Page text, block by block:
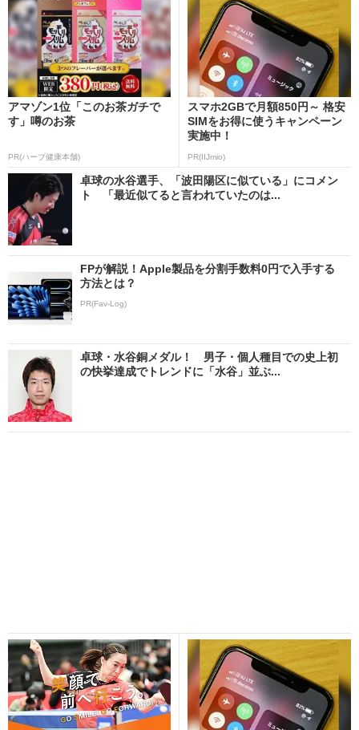
アマゾン1位「このお茶ガチで
す」噂のお茶
PR(ハーブ健康本舗)
スマホ2GBで月額850円～ 格安
SIMをお得に使うキャンペーン
実施中！
PR(IIJmio)
卓球の水谷選手、「波田陽区に似ている」にコメン
ト 「最近似てると言われていたのは...
FPが解説！Apple製品を分割手数料0円で入手する
方法とは？
PR(Fav-Log)
卓球・水谷銅メダル！ 男子・個人種目での史上初
の快挙達成でトレンドに「水谷」並ぶ...